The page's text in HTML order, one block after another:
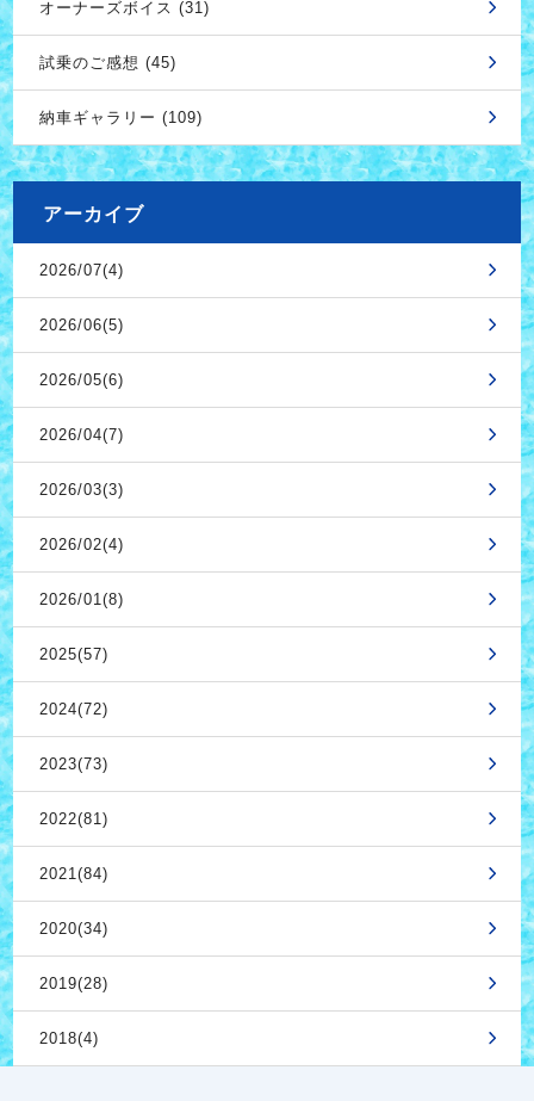
オーナーズボイス (31)
試乗のご感想 (45)
納車ギャラリー (109)
アーカイブ
2026/07(4)
2026/06(5)
2026/05(6)
2026/04(7)
2026/03(3)
2026/02(4)
2026/01(8)
2025(57)
2024(72)
2023(73)
2022(81)
2021(84)
2020(34)
2019(28)
2018(4)